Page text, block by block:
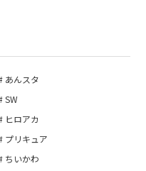
あんスタ
SW
ヒロアカ
プリキュア
ちいかわ